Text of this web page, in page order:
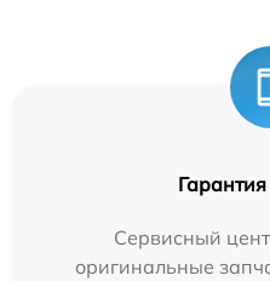
Сервисный
оригинальные